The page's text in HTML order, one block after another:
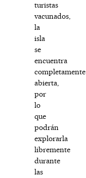
turistas
vacunados,
la
isla
se
encuentra
completamente
abierta,
por
lo
que
podrán
explorarla
libremente
durante
las